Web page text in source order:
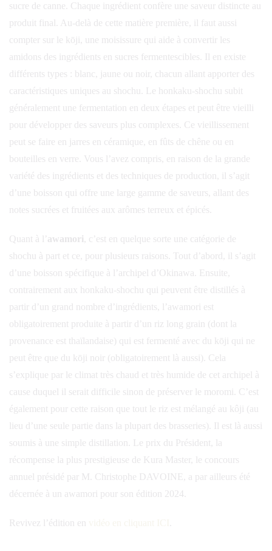
sucre de canne. Chaque ingrédient confère une saveur distincte au
produit final. Au-delà de cette matière première, il faut aussi
compter sur le kōji, une moisissure qui aide à convertir les
amidons des ingrédients en sucres fermentescibles. Il en existe
différents types : blanc, jaune ou noir, chacun allant apporter des
caractéristiques uniques au shochu. Le honkaku-shochu subit
généralement une fermentation en deux étapes et peut être vieilli
pour développer des saveurs plus complexes. Ce vieillissement
peut se faire en jarres en céramique, en fûts de chêne ou en
bouteilles en verre. Vous l’avez compris, en raison de la grande
variété des ingrédients et des techniques de production, il s’agit
d’une boisson qui offre une large gamme de saveurs, allant des
notes sucrées et fruitées aux arômes terreux et épicés.
Quant à l’awamori, c’est en quelque sorte une catégorie de
shochu à part et ce, pour plusieurs raisons. Tout d’abord, il s’agit
d’une boisson spécifique à l’archipel d’Okinawa. Ensuite,
contrairement aux honkaku-shochu qui peuvent être distillés à
partir d’un grand nombre d’ingrédients, l’awamori est
obligatoirement produite à partir d’un riz long grain (dont la
provenance est thaïlandaise) qui est fermenté avec du kōji qui ne
peut être que du kōji noir (obligatoirement là aussi). Cela
s’explique par le climat très chaud et très humide de cet archipel à
cause duquel il serait difficile sinon de préserver le moromi. C’est
également pour cette raison que tout le riz est mélangé au kôji (au
lieu d’une seule partie dans la plupart des brasseries). Il est là aussi
soumis à une simple distillation. Le prix du Président, la
récompense la plus prestigieuse de Kura Master, le concours
annuel présidé par M. Christophe DAVOINE, a par ailleurs été
décernée à un awamori pour son édition 2024.
Revivez l’édition en